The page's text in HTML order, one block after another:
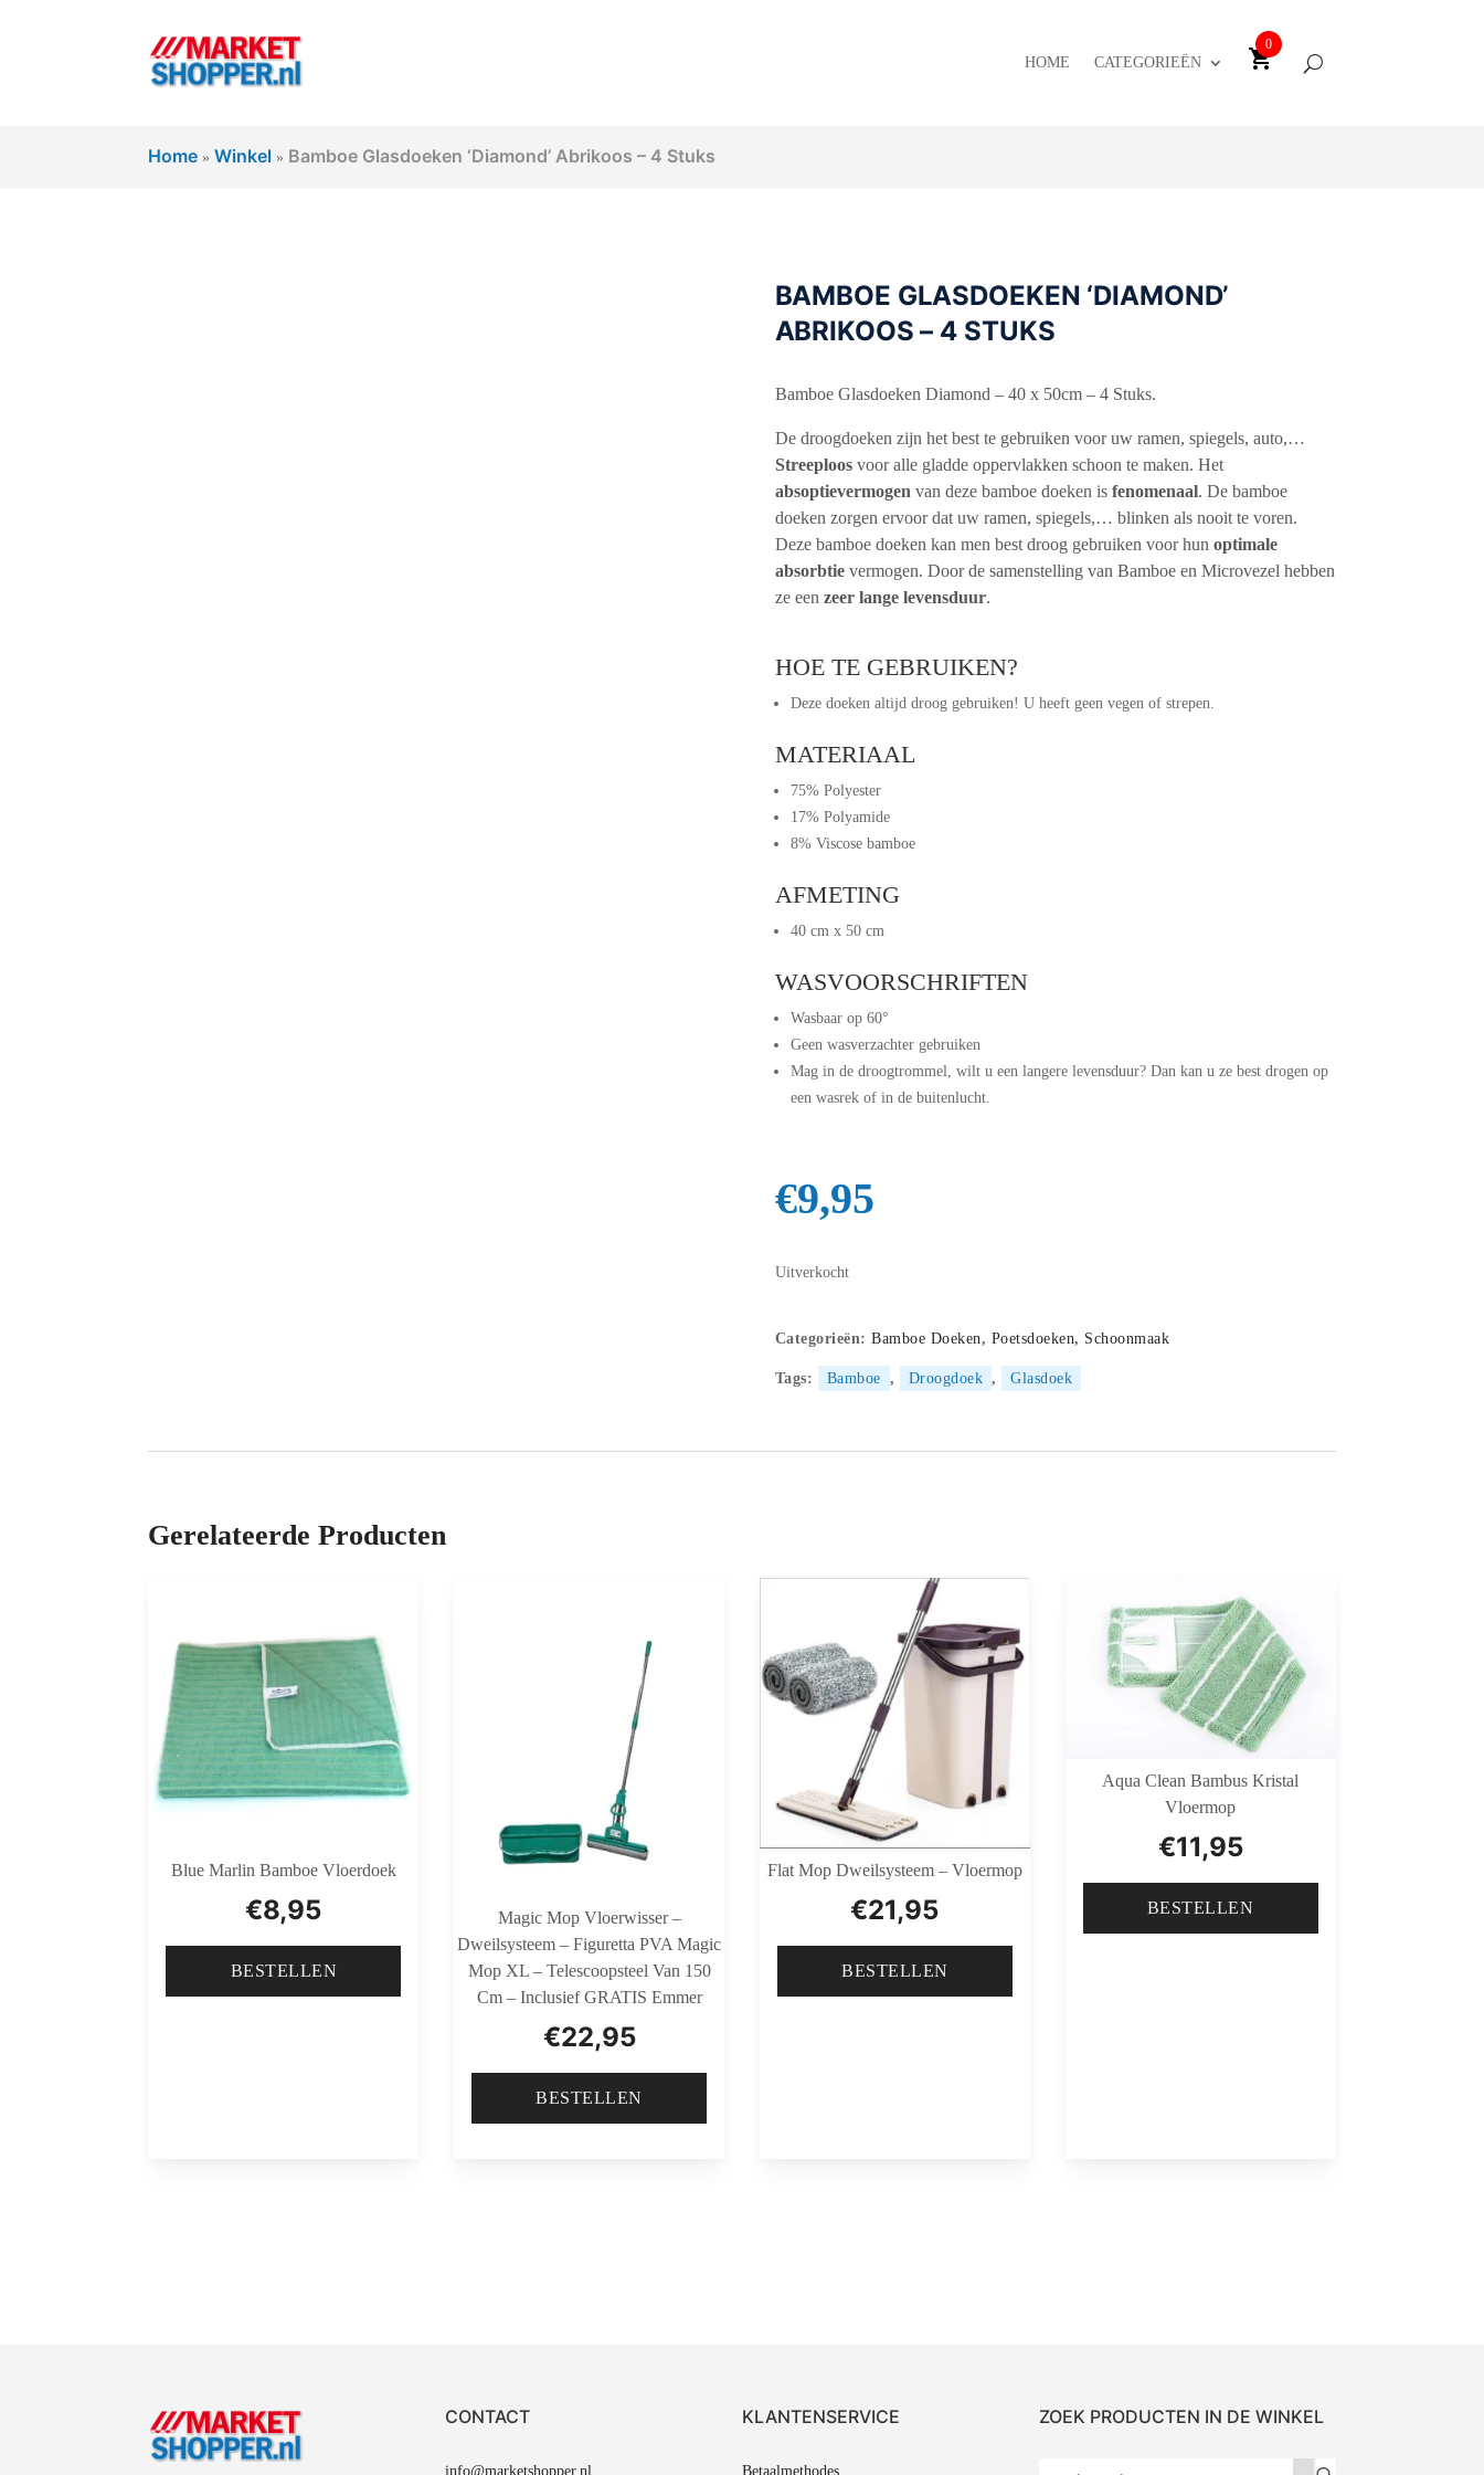
HOME CATEGORIEËN
0
Home »Winkel » Bamboe Glasdoeken ‘Diamond’ Abrikoos – 4 Stuks
BAMBOE GLASDOEKEN ‘DIAMOND’
ABRIKOOS – 4 STUKS
Bamboe Glasdoeken Diamond – 40 x 50cm – 4 Stuks.
De droogdoeken zijn het best te gebruiken voor uw ramen, spiegels, auto,…
Streeploosvoor alle gladde oppervlakken schoon te maken. Het
absoptievermogen van deze bamboe doeken is fenomenaal. De bamboe
doeken zorgen ervoor dat uw ramen, spiegels,… blinken als nooit te voren.
Deze bamboe doeken kan men best droog gebruiken voor hun optimale
absorbtievermogen. Door de samenstelling van Bamboe en Microvezel hebben
ze een zeer lange levensduur.
HOE TE GEBRUIKEN?
Deze doeken altijd droog gebruiken! U heeft geen vegen of strepen.
MATERIAAL
75% Polyester
17% Polyamide
8% Viscose bamboe
AFMETING
40 cm x 50 cm
WASVOORSCHRIFTEN
Wasbaar op 60°
Geen wasverzachter gebruiken
Mag in de droogtrommel, wilt u een langere levensduur? Dan kan u ze best drogen op
een wasrek of in de buitenlucht.
€9,95
Uitverkocht
Categorieën:Bamboe Doeken, Poetsdoeken, Schoonmaak
Tags: Bamboe , Droogdoek , Glasdoek
Gerelateerde Producten
Blue Marlin Bamboe Vloerdoek
€8,95
BESTELLEN
Magic Mop Vloerwisser –
Dweilsysteem – Figuretta PVA Magic
Mop XL – Telescoopsteel Van 150
Cm – Inclusief GRATIS Emmer
€22,95
BESTELLEN
Flat Mop Dweilsysteem – Vloermop
€21,95
BESTELLEN
Aqua Clean Bambus Kristal
Vloermop
€11,95
BESTELLEN
CONTACT
info@marketshopper.nl
KLANTENSERVICE
Betaalmethodes
ZOEK PRODUCTEN IN DE WINKEL